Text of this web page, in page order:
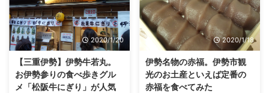
2020/1/20
【三重伊勢】伊勢牛若丸。
お伊勢参りの食べ歩きグル
メ「松阪牛にぎり」が人気
2020/1/18
伊勢名物の赤福。伊勢市観
光のお土産といえば定番の
赤福を食べてみた